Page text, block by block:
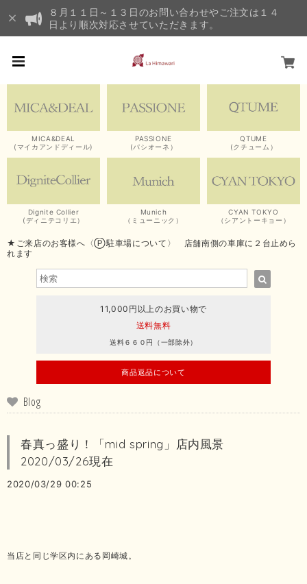
８月１１日～１３日のお問い合わせやご注文は１４
日より順次対応させていただきます。
MICA&DEAL
(マイカアンドディール)
PASSIONE
(パシオーネ）
QTUME
(クチューム）
Dignite Collier
(ディニテコリエ）
Munich
（ミューニック）
CYAN TOKYO
（シアントーキョー）
★ご来店のお客様へ〈Ⓟ駐車場について〉 店舗南側の車庫に２台止めら
れます
11,000円以上のお買い物で
送料無料
送料６６０円（一部除外）
商品返品について
Blog
春真っ盛り！「mid spring」店内風景
2020/03/26現在
2020/03/29 00:25
当店と同じ学区内にある岡崎城。